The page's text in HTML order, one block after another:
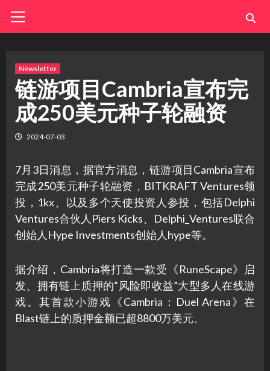
Menu
Newsletter
链游项目Cambria宣布完
成250美元种子轮融资
2024-07-03
7月3日消息，据官方消息，链游项目Cambria宣布
完成250美元种子轮融资，BITKRAFT Ventures领
投，1kx、以及多个天使投资人参投，包括Delphi
Ventures合伙人Piers Kicks、Delphi_Ventures联合
创始人Hype Investments创始人hype等。
据介绍，Cambria将打造一款受《RuneScape》启
发、拥有链上质押的“风险即收益”大型多人在线游
戏。其首款小游戏《Cambria：Duel Arena》在
Blast链上的质押金额已超8800万美元。